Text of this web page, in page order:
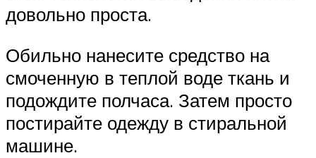
довольно проста.
Обильно нанесите средство на
смоченную в теплой воде ткань и
подождите полчаса. Затем просто
постирайте одежду в стиральной
машине.